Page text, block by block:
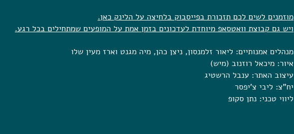
מוזמנים לשים לכם תזכורת בפייסבוק בלחיצה על הלינק כאן.
ויש גם קבוצת וואטסאפ מיוחדת לעדכונים בזמן אמת על המופעים שמתחילים בכל רגע.
מנהלים אמנותיים: ליאור זלמנסון, ניצן כהן, מיה מגנט וארז מעין שלו
איור: מיכאל רוזנוב (מיש)
עיצוב האתר: ענבל הרשטיג
יח"צ: ליבי צ'יפסר
ליווי טכני: נתן סקופ